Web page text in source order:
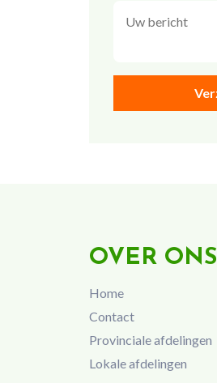
OVER ONS
Home
Contact
Provinciale afdelingen
Lokale afdelingen